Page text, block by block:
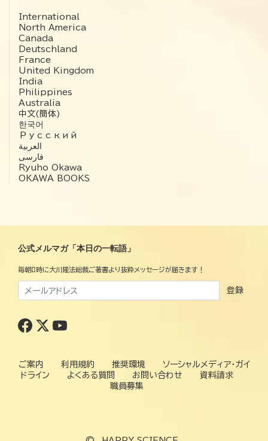
International
North America
Canada
Deutschland
France
United Kingdom
India
Philippines
Australia
中文(簡体)
한국어
Русский
العربية‏
فارسی
Ryuho Okawa
OKAWA BOOKS
公式メルマガ「本日の一転語」
毎朝8時に大川隆法総裁ご著書より抜粋メッセージが届きます！
登録
ご案内 利用規約 推奨環境
ソーシャルメディア・ガイ
ドライン
よくある質問 お問い合わせ
資料請求
職員募集